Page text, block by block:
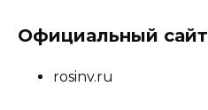
Официальный сайт
rosinv.ru